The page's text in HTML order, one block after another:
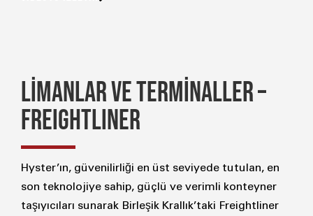
LİMANLAR VE TERMİNALLER –
FREIGHTLINER
Hyster’ın, güvenilirliği en üst seviyede tutulan, en
son teknolojiye sahip, güçlü ve verimli konteyner
taşıyıcıları sunarak Birleşik Krallık’taki Freightliner